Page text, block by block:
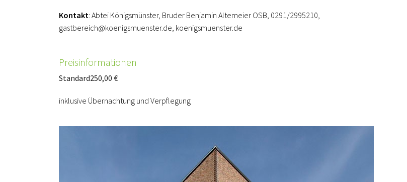
Kontakt: Abtei Königsmünster, Bruder Benjamin Altemeier OSB, 0291/2995210,
gastbereich@koenigsmuenster.de, koenigsmuenster.de
Preisinformationen
Standard250,00 €
inklusive Übernachtung und Verpflegung